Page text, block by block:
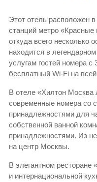
Этот отель расположен
станций метро «Красные
откуда всего несколько
находится в
услугам гостей номера
бесплатный Wi-Fi на
В отеле «Хилтон Москва
современные номера со
принадлежностями для
собственной ванной
принадлежностями. Из
на центр Москвы.
В элегантном
и интернациональной